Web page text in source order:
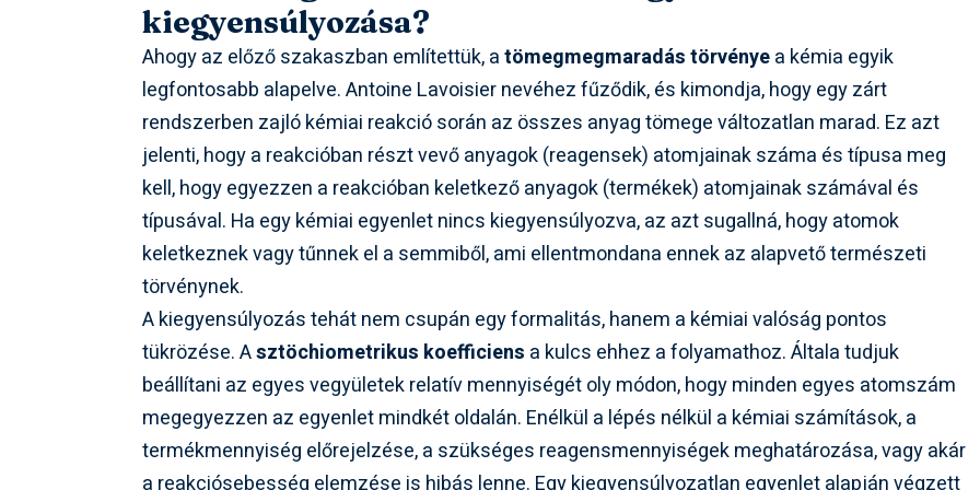
kiegyensúlyozása?
Ahogy az előző szakaszban említettük, atömegmegmaradás törvényea kémia egyik
legfontosabb alapelve. Antoine Lavoisier nevéhez fűződik, és kimondja, hogy egy zárt
rendszerben zajló kémiai reakció során az összes anyag tömege változatlan marad. Ez azt
jelenti, hogy a reakcióban részt vevő anyagok (reagensek) atomjainak száma és típusa meg
kell, hogy egyezzen a reakcióban keletkező anyagok (termékek) atomjainak számával és
típusával. Ha egy kémiai egyenlet nincs kiegyensúlyozva, az azt sugallná, hogy atomok
keletkeznek vagy tűnnek el a semmiből, ami ellentmondana ennek az alapvető természeti
törvénynek.
A kiegyensúlyozás tehát nem csupán egy formalitás, hanem a kémiai valóság pontos
tükrözése. Asztöchiometrikus koefficiens a kulcs ehhez a folyamathoz. Általa tudjuk
beállítani az egyes vegyületek relatív mennyiségét oly módon, hogy minden egyes atomszám
megegyezzen az egyenlet mindkét oldalán. Enélkül a lépés nélkül a kémiai számítások, a
termékmennyiség előrejelzése, a szükséges reagensmennyiségek meghatározása, vagy akár
a reakciósebesség elemzése is hibás lenne. Egy kiegyensúlyozatlan egyenlet alapján végzett